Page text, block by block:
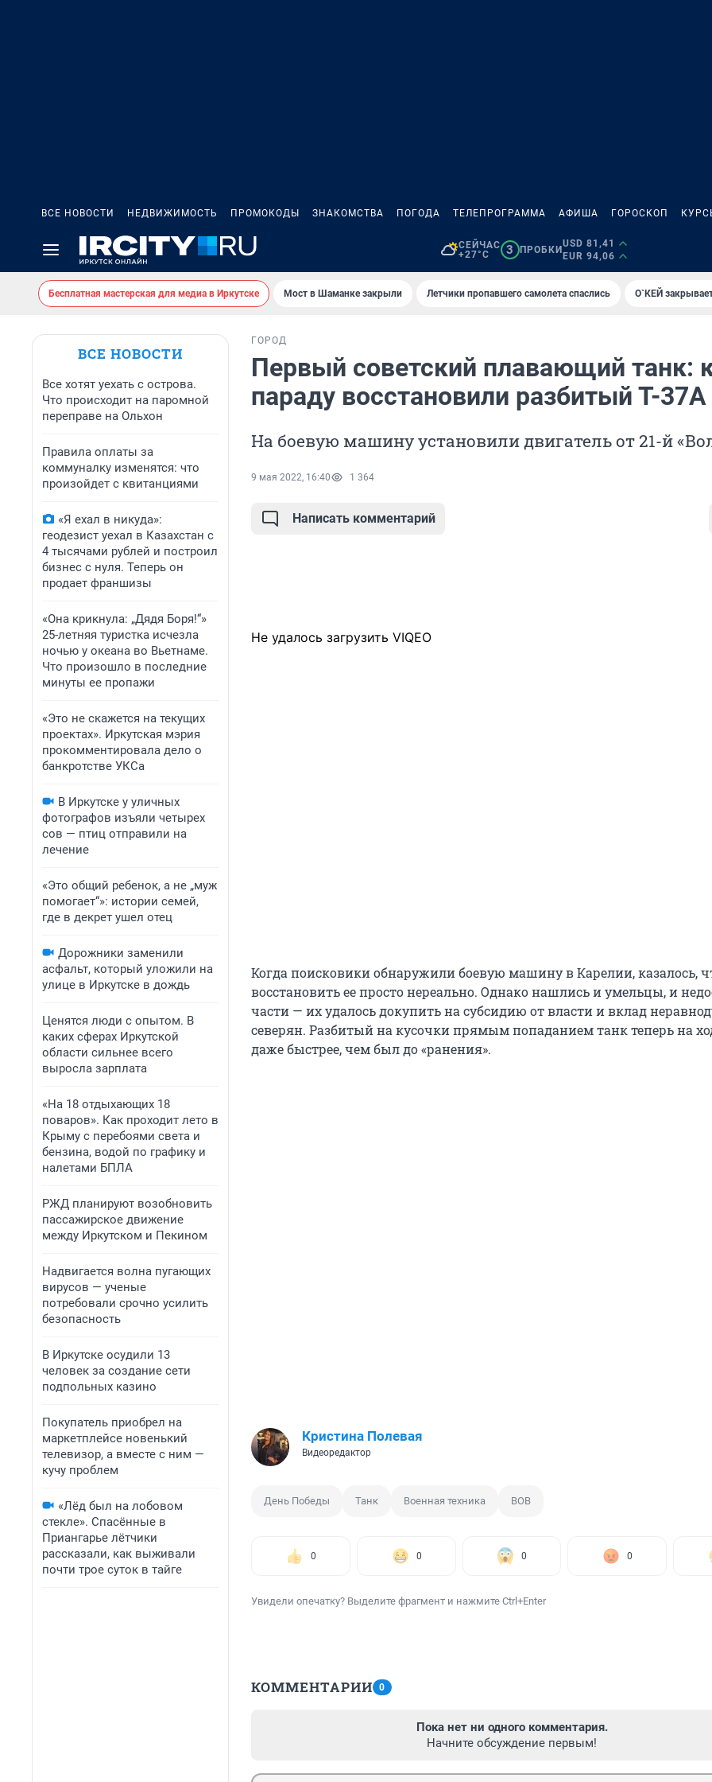
ВСЕ НОВОСТИ НЕДВИЖИМОСТЬ ПРОМОКОДЫ ЗНАКОМСТВА ПОГОДА ТЕЛЕПРОГРАММА АФИША ГОРОСКОП
СЕЙЧАС
+27°C
3 ПРОБКИ
USD 81,41
EUR 94,06
Бесплатная мастерская для медиа в Иркутске Мост в Шаманке закрыли Летчики пропавшего самолета спаслись О`КЕЙ
ВСЕ НОВОСТИ
Все хотят уехать с острова.
Что происходит на паромной
переправе на Ольхон
Правила оплаты за
коммуналку изменятся: что
произойдет с квитанциями
«Я ехал в никуда»:
геодезист уехал в Казахстан с
4 тысячами рублей и построил
бизнес с нуля. Теперь он
продает франшизы
«Она крикнула: „Дядя Боря!“»
25-летняя туристка исчезла
ночью у океана во Вьетнаме.
Что произошло в последние
минуты ее пропажи
«Это не скажется на текущих
проектах». Иркутская мэрия
прокомментировала дело о
банкротстве УКСа
В Иркутске у уличных
фотографов изъяли четырех
сов — птиц отправили на
лечение
«Это общий ребенок, а не „муж
помогает“»: истории семей,
где в декрет ушел отец
Дорожники заменили
асфальт, который уложили на
улице в Иркутске в дождь
Ценятся люди с опытом. В
каких сферах Иркутской
области сильнее всего
выросла зарплата
«На 18 отдыхающих 18
поваров». Как проходит лето в
Крыму с перебоями света и
бензина, водой по графику и
налетами БПЛА
РЖД планируют возобновить
пассажирское движение
между Иркутском и Пекином
Надвигается волна пугающих
вирусов — ученые
потребовали срочно усилить
безопасность
В Иркутске осудили 13
человек за создание сети
подпольных казино
Покупатель приобрел на
маркетплейсе новенький
телевизор, а вместе с ним —
кучу проблем
«Лёд был на лобовом
стекле». Спасённые в
Приангарье лётчики
рассказали, как выживали
почти трое суток в тайге
ГОРОД
Первый советский плавающий танк:
параду восстановили разбитый Т-37А
На боевую машину установили двигатель от 21-й
9 мая 2022, 16:40 1 364
Написать комментарий
Не удалось загрузить VIQEO
Когда поисковики обнаружили боевую машину в Карелии, казалось,
восстановить ее просто нереально. Однако нашлись и умельцы, и
части — их удалось докупить на субсидию от власти и вклад
северян. Разбитый на кусочки прямым попаданием танк теперь на
даже быстрее, чем был до «ранения».
Кристина Полевая
Видеоредактор
День Победы Танк Военная техника ВОВ
0 0 0 0
Увидели опечатку? Выделите фрагмент и нажмите Ctrl+Enter
КОММЕНТАРИИ 0
Пока нет ни одного комментария.
Начните обсуждение первым!